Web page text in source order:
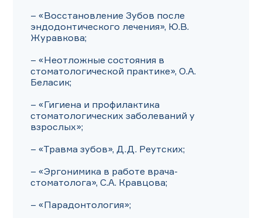
– «Восстановление Зубов после
эндодонтического лечения», Ю.В.
Журавкова;
– «Неотложные состояния в
стоматологической практике», О.А.
Беласик;
– «Гигиена и профилактика
стоматологических заболеваний у
взрослых»;
– «Травма зубов», Д.Д. Реутских;
– «Эргонимика в работе врача-
стоматолога», С.А. Кравцова;
– «Парадонтология»;